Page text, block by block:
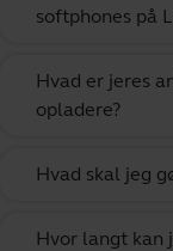
softphones på
Hvad er jeres
opladere?
Hvad skal jeg
Hvor langt